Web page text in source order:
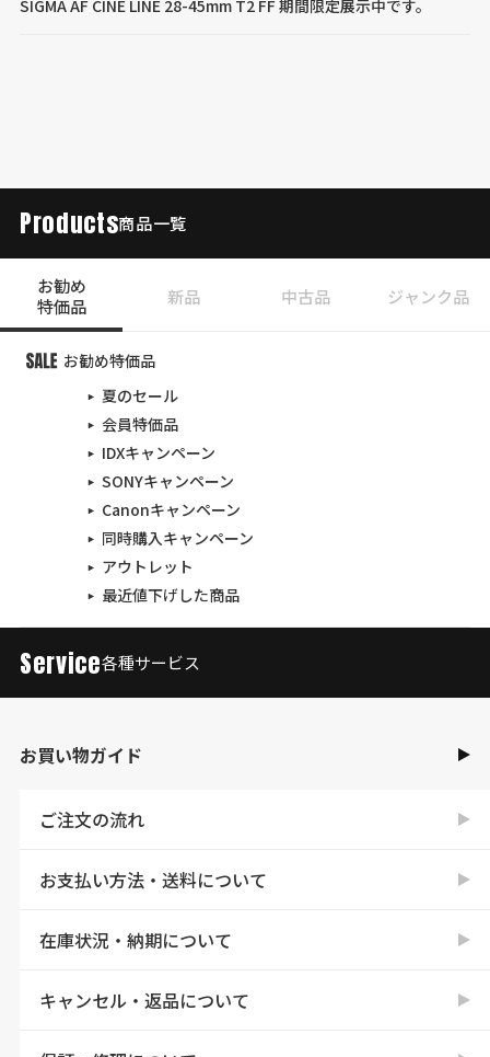
SIGMA AF CINE LINE 28-45mm T2 FF 期間限定展示中です。
Products商品一覧
お勧め
特価品
新品 中古品 ジャンク品
お勧め特価品
夏のセール
会員特価品
IDXキャンペーン
SONYキャンペーン
Canonキャンペーン
同時購入キャンペーン
アウトレット
最近値下げした商品
Service各種サービス
お買い物ガイド
ご注文の流れ
お支払い方法・送料について
在庫状況・納期について
キャンセル・返品について